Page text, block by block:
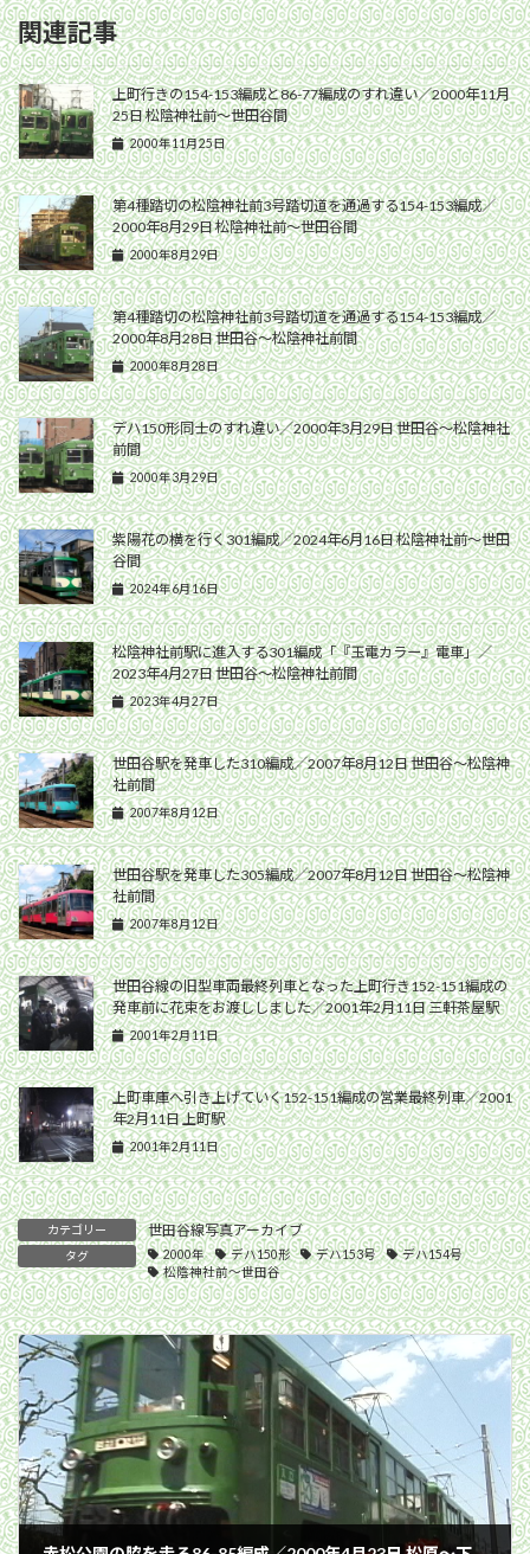
関連記事
上町行きの154-153編成と86-77編成のすれ違い／2000年11月
25日 松陰神社前〜世田谷間
2000年11月25日
第4種踏切の松陰神社前3号踏切道を通過する154-153編成／
2000年8月29日 松陰神社前〜世田谷間
2000年8月29日
第4種踏切の松陰神社前3号踏切道を通過する154-153編成／
2000年8月28日 世田谷〜松陰神社前間
2000年8月28日
デハ150形同士のすれ違い／2000年3月29日 世田谷〜松陰神社
前間
2000年3月29日
紫陽花の横を行く301編成／2024年6月16日 松陰神社前〜世田
谷間
2024年6月16日
松陰神社前駅に進入する301編成「『玉電カラー』電車」／
2023年4月27日 世田谷〜松陰神社前間
2023年4月27日
世田谷駅を発車した310編成／2007年8月12日 世田谷〜松陰神
社前間
2007年8月12日
世田谷駅を発車した305編成／2007年8月12日 世田谷〜松陰神
社前間
2007年8月12日
世田谷線の旧型車両最終列車となった上町行き152-151編成の
発車前に花束をお渡ししました／2001年2月11日 三軒茶屋駅
2001年2月11日
上町車庫へ引き上げていく152-151編成の営業最終列車／2001
年2月11日 上町駅
2001年2月11日
カテゴリー 世田谷線写真アーカイブ
タグ 2000年 デハ150形 デハ153号
デハ154号
松陰神社前〜世田谷